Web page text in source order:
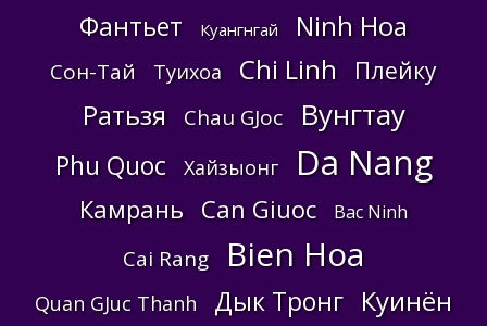
Фантьет Куангнгай Ninh Hoa
Сон-Тай Туихоа Chi Linh Плейку
Ратьзя Chau GJoc Вунгтау
Phu Quoc Хайзыонг Da Nang
Камрань Can Giuoc Bac Ninh
Cai Rang Bien Hoa
Quan GJuc Thanh Дык Тронг Куинён